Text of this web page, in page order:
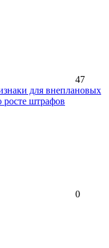
47
для внеплановых
росте штрафов
0